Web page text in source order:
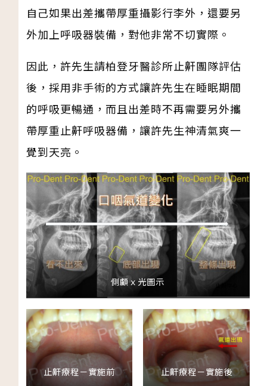
自己如果出差攜帶厚重攝影行李外，還要另
外加上呼吸器裝備，對他非常不切實際。
因此，許先生請柏登牙醫診所止鼾團隊評估
後，採用非手術的方式讓許先生在睡眠期間
的呼吸更暢通，而且出差時不再需要另外攜
帶厚重止鼾呼吸器備，讓許先生神清氣爽一
覺到天亮。
側顱ｘ光圖示
止鼾療程－實施前 止鼾療程－實施後